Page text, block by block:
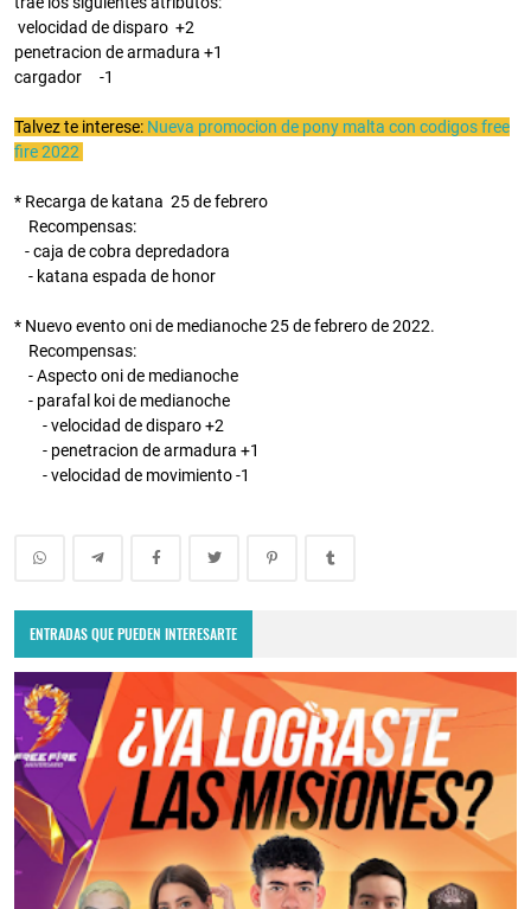
velocidad de disparo +2
penetracion de armadura +1
cargador
-1
Talvez te interese: Nueva promocion de pony malta con codigos free
fire 2022
* Recarga de katana 25 de febrero
Recompensas:
- caja de cobra depredadora
- katana espada de honor
* Nuevo evento oni de medianoche 25 de febrero de 2022.
Recompensas:
- Aspecto oni de medianoche
- parafal koi de medianoche
- velocidad de disparo +2
- penetracion de armadura +1
- velocidad de movimiento -1
ENTRADAS QUE PUEDEN INTERESARTE